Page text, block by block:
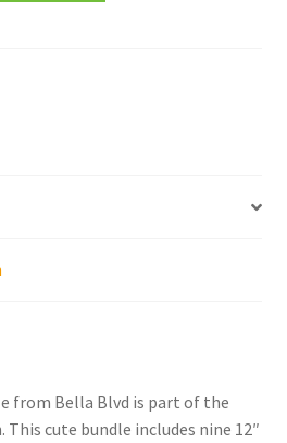
from Bella Blvd is part of the
cute bundle includes nine 12″